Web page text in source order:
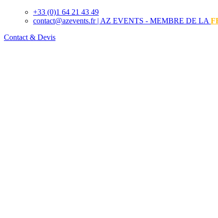
+33 (0)1 64 21 43 49
contact@azevents.fr | AZ EVENTS - MEMBRE DE LA
Contact & Devis